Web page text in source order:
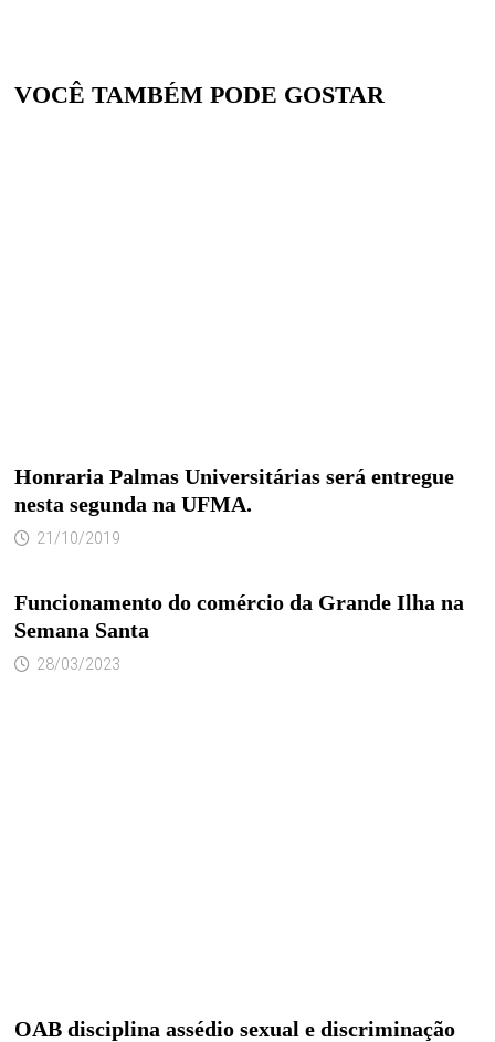
VOCÊ TAMBÉM PODE GOSTAR
Honraria Palmas Universitárias será entregue
nesta segunda na UFMA.
21/10/2019
Funcionamento do comércio da Grande Ilha na
Semana Santa
28/03/2023
OAB disciplina assédio sexual e discriminação